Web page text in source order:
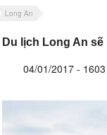
Long An
Du lịch Long An
04/01/2017 -